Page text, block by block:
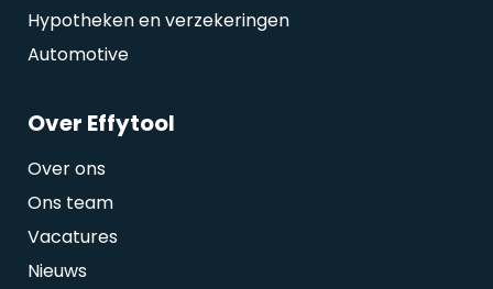
Hypotheken en verzekeringen
Automotive
Over Effytool
Over ons
Ons team
Vacatures
Nieuws